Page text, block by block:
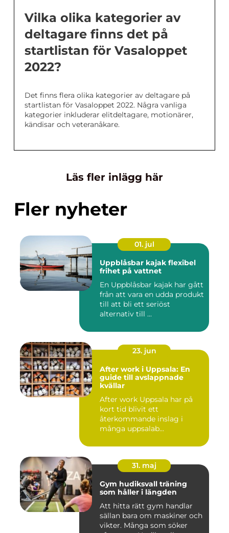
Vilka olika kategorier av
deltagare finns det på
startlistan för Vasaloppet
2022?
Det finns flera olika kategorier av deltagare på
startlistan för Vasaloppet 2022. Några vanliga
kategorier inkluderar elitdeltagare, motionärer,
kändisar och veteranåkare.
Läs fler inlägg här
Fler nyheter
01. jul
Uppblåsbar kajak flexibel
frihet på vattnet
En Uppblåsbar kajak har gått
från att vara en udda produkt
till att bli ett seriöst
alternativ till ...
23. jun
After work i Uppsala: En
guide till avslappnade
kvällar
After work Uppsala har på
kort tid blivit ett
återkommande inslag i
många uppsalab...
31. maj
Gym hudiksvall träning
som håller i längden
Att hitta rätt gym handlar
sällan bara om maskiner och
vikter. Många som söker